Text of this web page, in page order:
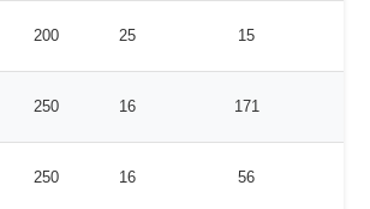
200 25 15
250 16 171
250 16 56